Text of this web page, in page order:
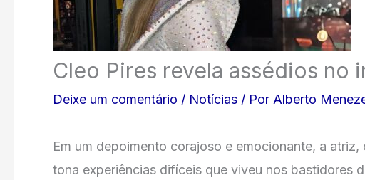
Cleo Pires revela assédios no
Deixe um comentário / Notícias / Por Alberto
Em um depoimento corajoso e emocionante, a
tona experiências difíceis que viveu nos bastidores